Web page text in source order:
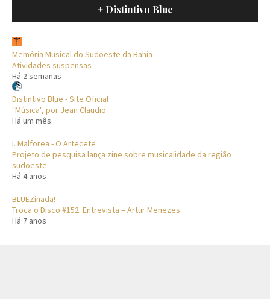
+ Distintivo Blue
Memória Musical do Sudoeste da Bahia
Atividades suspensas
Há 2 semanas
Distintivo Blue - Site Oficial
"Música", por Jean Claudio
Há um mês
I. Malforea - O Artecete
Projeto de pesquisa lança zine sobre musicalidade da região
sudoeste
Há 4 anos
BLUEZinada!
Troca o Disco #152: Entrevista – Artur Menezes
Há 7 anos